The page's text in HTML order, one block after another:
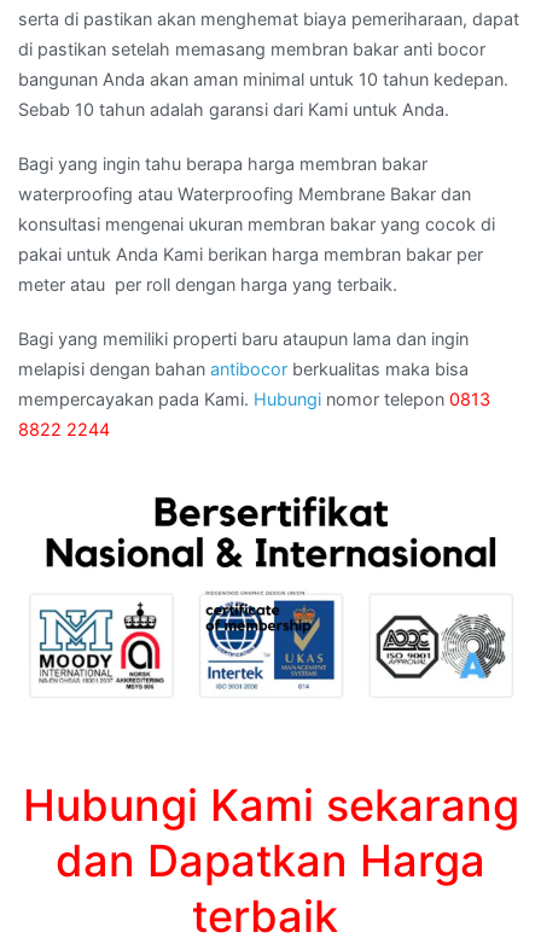
serta di pastikan akan menghemat biaya pemeriharaan, dapat
di pastikan setelah memasang membran bakar anti bocor
bangunan Anda akan aman minimal untuk 10 tahun kedepan.
Sebab 10 tahun adalah garansi dari Kami untuk Anda.
Bagi yang ingin tahu berapa harga membran bakar
waterproofing atau Waterproofing Membrane Bakar dan
konsultasi mengenai ukuran membran bakar yang cocok di
pakai untuk Anda Kami berikan harga membran bakar per
meter atau per roll dengan harga yang terbaik.
Bagi yang memiliki properti baru ataupun lama dan ingin
melapisi dengan bahan antibocor berkualitas maka bisa
mempercayakan pada Kami. Hubungi nomor telepon 0813
8822 2244
Hubungi Kami sekarang
dan Dapatkan Harga
terbaik